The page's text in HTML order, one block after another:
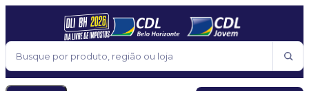
Pular para o conteúdo
Buscar